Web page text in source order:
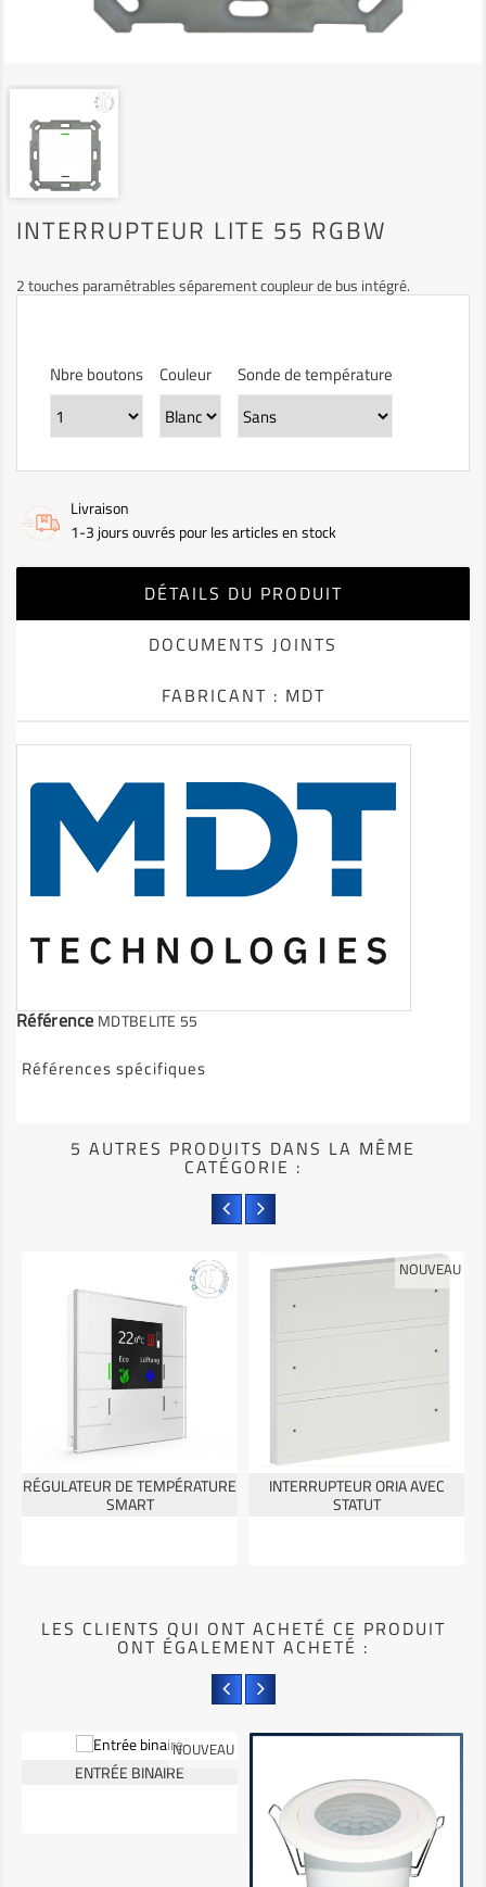
INTERRUPTEUR LITE 55 RGBW
2 touches paramétrables séparement coupleur de bus intégré.
Nbre boutons Couleur Sonde de température
Livraison
1-3 jours ouvrés pour les articles en stock
DÉTAILS DU PRODUIT
DOCUMENTS JOINTS
FABRICANT : MDT
Référence MDTBELITE 55
Références spécifiques
5 AUTRES PRODUITS DANS LA MÊME
CATÉGORIE :
RÉGULATEUR DE TEMPÉRATURE
SMART
NOUVEAU
INTERRUPTEUR ORIA AVEC
STATUT
LES CLIENTS QUI ONT ACHETÉ CE PRODUIT
ONT ÉGALEMENT ACHETÉ :
NOUVEAU
ENTRÉE BINAIRE